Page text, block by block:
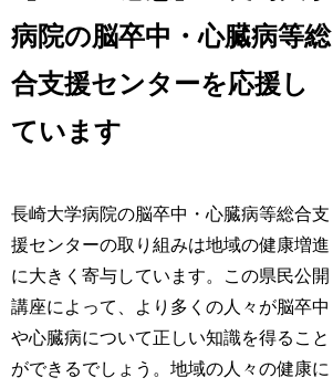
病院の脳卒中・心臓病等総
合支援センターを応援し
ています
長崎大学病院の脳卒中・心臓病等総合支
援センターの取り組みは地域の健康増進
に大きく寄与しています。この県民公開
講座によって、より多くの人々が脳卒中
や心臓病について正しい知識を得ること
ができるでしょう。地域の人々の健康に